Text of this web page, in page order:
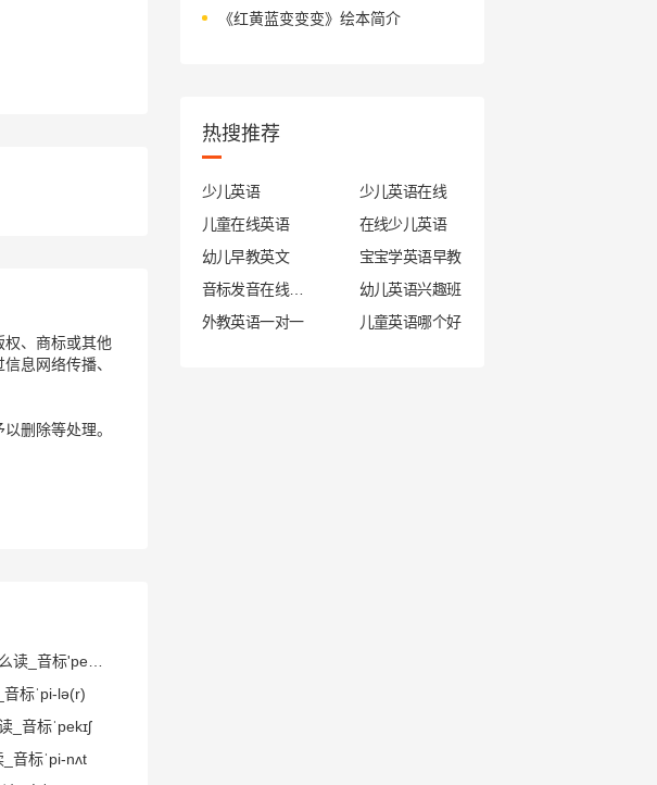
、商标或其他
息网络传播、
删除等处理。
pedicure是什么意思_pedicure怎么读_音标'pedikjuә
标ˈpi-lə(r)
_音标ˈpekɪʃ
音标ˈpi-nʌt
《红黄蓝变变变》绘本简介
热搜推荐
少儿英语
少儿英语在线
儿童在线英语
在线少儿英语
幼儿早教英文
宝宝学英语早教
幼儿英语兴趣班
外教英语一对一
儿童英语哪个好